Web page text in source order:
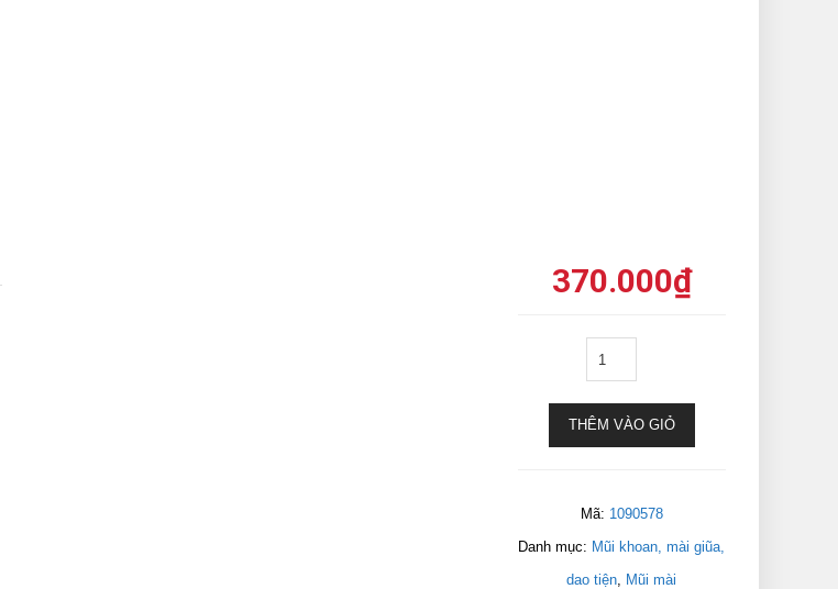
370.000₫
THÊM VÀO GIỎ
Mã: 1090578
Danh mục: Mũi khoan, mài giũa,
dao tiện, Mũi mài